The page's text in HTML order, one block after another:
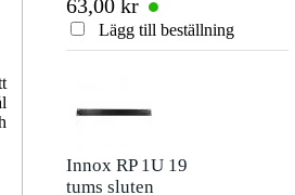
Betyg
63,00 kr
Lägg till beställning
Innox RP 1U 19
tums sluten